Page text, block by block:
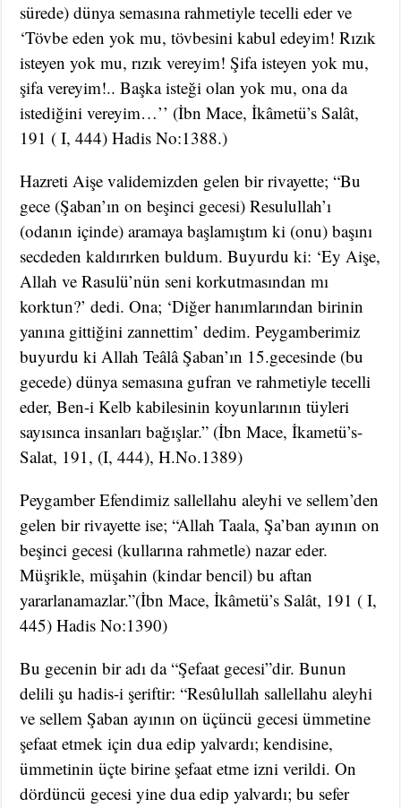
sürede) dünya semasına rahmetiyle tecelli eder ve
‘Tövbe eden yok mu, tövbesini kabul edeyim! Rızık
isteyen yok mu, rızık vereyim! Şifa isteyen yok mu,
şifa vereyim!.. Başka isteği olan yok mu, ona da
istediğini vereyim…’’ (İbn Mace, İkâmetü’s Salât,
191 ( I, 444) Hadis No:1388.)
Hazreti Aişe validemizden gelen bir rivayette; “Bu
gece (Şaban’ın on beşinci gecesi) Resulullah’ı
(odanın içinde) aramaya başlamıştım ki (onu) başını
secdeden kaldırırken buldum. Buyurdu ki: ‘Ey Aişe,
Allah ve Rasulü’nün seni korkutmasından mı
korktun?’ dedi. Ona; ‘Diğer hanımlarından birinin
yanına gittiğini zannettim’ dedim. Peygamberimiz
buyurdu ki Allah Teâlâ Şaban’ın 15.gecesinde (bu
gecede) dünya semasına gufran ve rahmetiyle tecelli
eder, Ben-i Kelb kabilesinin koyunlarının tüyleri
sayısınca insanları bağışlar.” (İbn Mace, İkametü’s-
Salat, 191, (I, 444), H.No.1389)
Peygamber Efendimiz sallellahu aleyhi ve sellem’den
gelen bir rivayette ise; “Allah Taala, Şa’ban ayının on
beşinci gecesi (kullarına rahmetle) nazar eder.
Müşrikle, müşahin (kindar bencil) bu aftan
yararlanamazlar.”(İbn Mace, İkâmetü’s Salât, 191 ( I,
445) Hadis No:1390)
Bu gecenin bir adı da “Şefaat gecesi”dir. Bunun
delili şu hadis-i şeriftir: “Resûlullah sallellahu aleyhi
ve sellem Şaban ayının on üçüncü gecesi ümmetine
şefaat etmek için dua edip yalvardı; kendisine,
ümmetinin üçte birine şefaat etme izni verildi. On
dördüncü gecesi yine dua edip yalvardı; bu sefer